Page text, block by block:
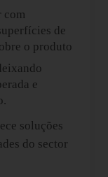
com
de
o produto
e
soluções
do sector